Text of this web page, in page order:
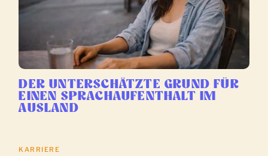
DER UNTERSCHÄTZTE GRUND FÜR
EINEN SPRACHAUFENTHALT IM
AUSLAND
KARRIERE